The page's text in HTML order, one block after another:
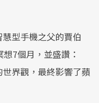
型手機之父的賈伯
7個月，並盛讚：
世界觀，最終影響了蘋